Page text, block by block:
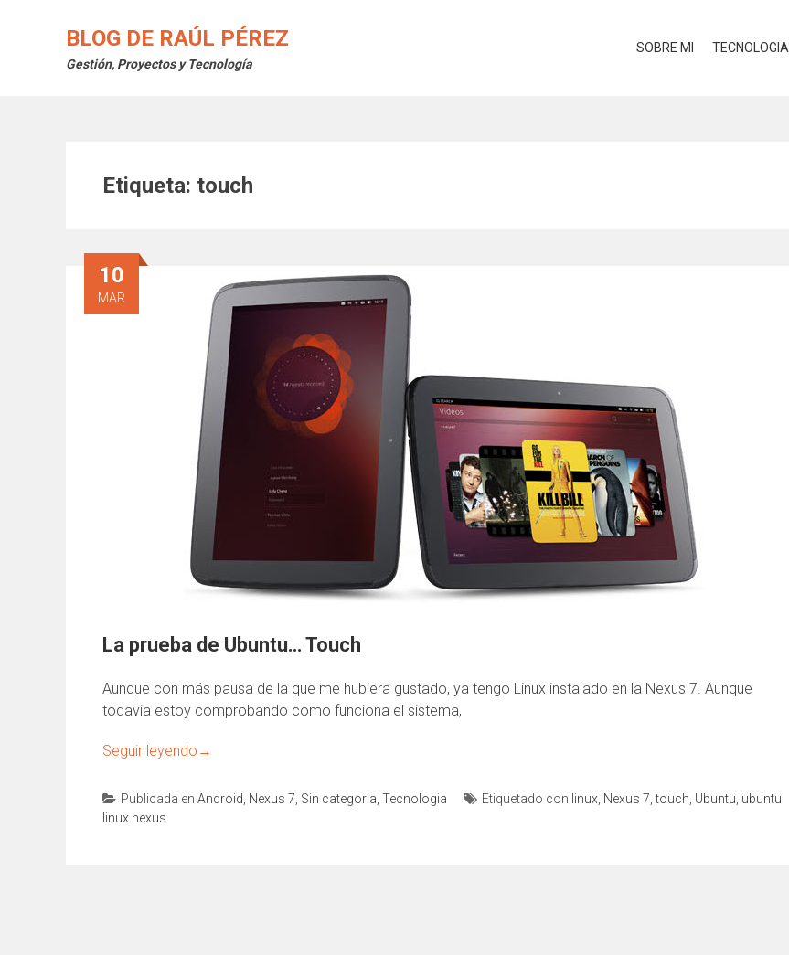
BLOG DE RAÚL PÉREZ
Gestión, Proyectos y Tecnología
SOBRE MI TECNOLOGIA
Etiqueta: touch
10
MAR
La prueba de Ubuntu… Touch
Aunque con más pausa de la que me hubiera gustado, ya tengo Linux instalado en la Nexus 7. Aunque
todavia estoy comprobando como funciona el sistema,
Seguir leyendo →
Publicada en Android Nexus 7 Sin categoria Tecnologia Etiquetado con linux Nexus 7 ,touch Ubuntu ubuntu
linux nexus